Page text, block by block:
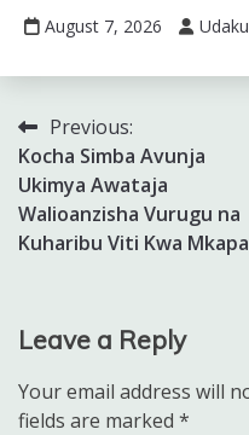
August 7, 2026
Post
navigation
Previous:
Kocha Simba Avunja
Ukimya Awataja
Walioanzisha Vurugu na
Kuharibu Viti Kwa Mkapa
Leave a Reply
Your email address will
fields are marked *